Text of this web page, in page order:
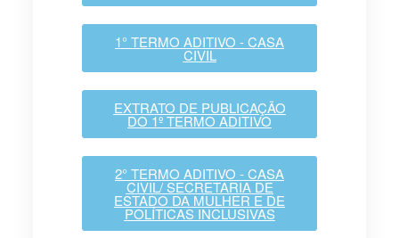
1° TERMO ADITIVO - CASA
CIVIL
EXTRATO DE PUBLICAÇÃO
DO 1º TERMO ADITIVO
2° TERMO ADITIVO - CASA
CIVIL/ SECRETARIA DE
ESTADO DA MULHER E DE
POLÍTICAS INCLUSIVAS